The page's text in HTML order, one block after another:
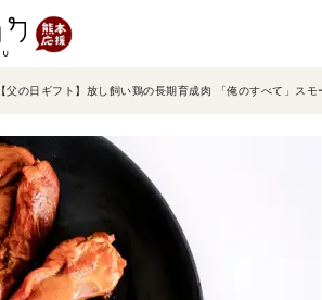
【父の日ギフト】放し飼い鶏の長期育成肉 「俺のすべて」ス